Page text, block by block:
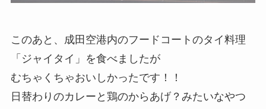
このあと、成田空港内のフードコートのタイ料理
「ジャイタイ」を食べましたが
むちゃくちゃおいしかったです！！
日替わりのカレーと鶏のからあげ？みたいなやつ